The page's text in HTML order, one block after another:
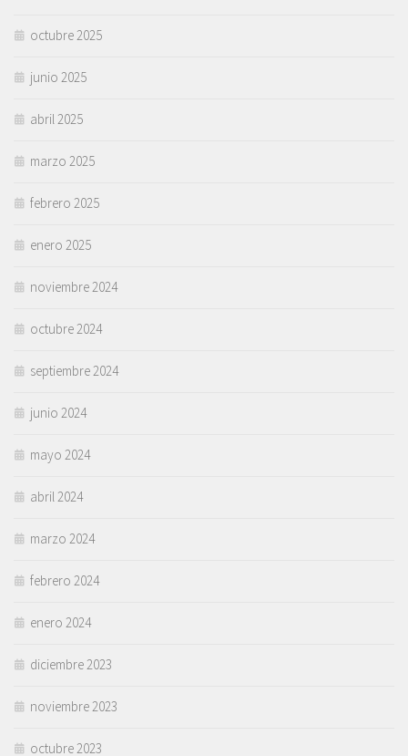
octubre 2025
junio 2025
abril 2025
marzo 2025
febrero 2025
enero 2025
noviembre 2024
octubre 2024
septiembre 2024
junio 2024
mayo 2024
abril 2024
marzo 2024
febrero 2024
enero 2024
diciembre 2023
noviembre 2023
octubre 2023